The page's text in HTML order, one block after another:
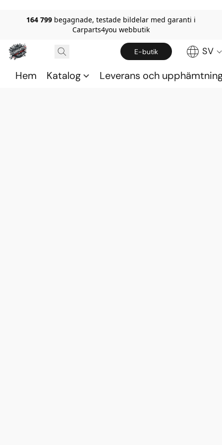
164 799 begagnade, testade bildelar med garanti i
Carparts4you webbutik
E-butik SV
Hem Katalog Leverans och